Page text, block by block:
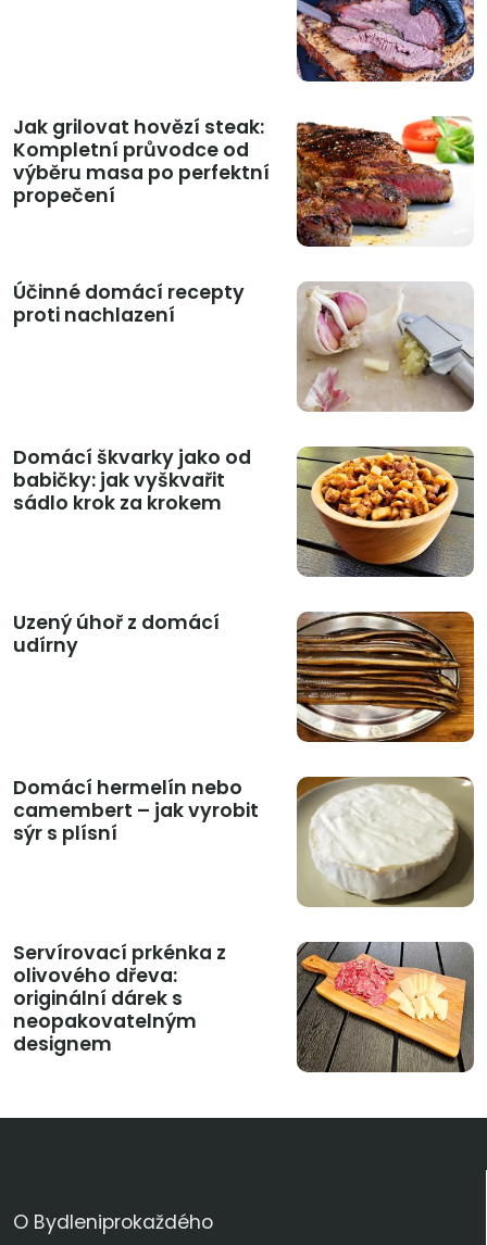
Jak grilovat hovězí steak:
Kompletní průvodce od
výběru masa po perfektní
propečení
Účinné domácí recepty
proti nachlazení
Domácí škvarky jako od
babičky: jak vyškvařit
sádlo krok za krokem
Uzený úhoř z domácí
udírny
Domácí hermelín nebo
camembert – jak vyrobit
sýr s plísní
Servírovací prkénka z
olivového dřeva:
originální dárek s
neopakovatelným
designem
O Bydleniprokaždého